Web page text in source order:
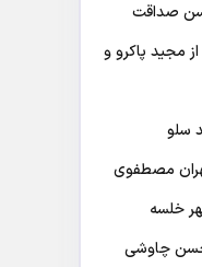
صداقت
مجید پاکرو و
سلو
مصطفوی
خلسه
چاوشی